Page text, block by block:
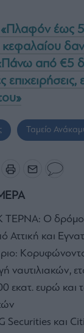
έως
από €5
επιχειρήσεις,
Ταμείο
ΤΕΡΝΑ: Ο
Αττική και
ναυτιλιακών,
εκατ. ευρώ και
Securities και